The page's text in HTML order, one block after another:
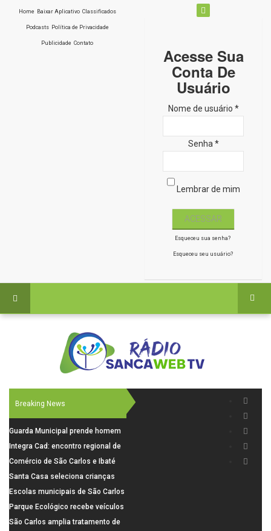
Home Baixar Aplicativo Classificados
Podcasts Política de Privacidade
Publicidade Contato
Acesse Sua
Conta De
Usuário
Nome de usuário *
Senha *
Lembrar de mim
Esqueceu sua senha?
Esqueceu seu usuário?
Breaking News
Guarda Municipal prende homem
por tentativa de furto em CEMEI
após cerco em São Carlos
Integra Cad: encontro regional de
segurança púbica será realizado
dia 10 de agosto em São Carlos
Comércio de São Carlos e Ibaté
terá horário especial para o dia
dos Pais
Santa Casa seleciona crianças
para pesquisa sobre dor de
crescimento
Escolas municipais de São Carlos
superam média Nacional do IDEB
Parque Ecológico recebe veículos
elétricos e moderniza rotina de
São Carlos amplia tratamento de